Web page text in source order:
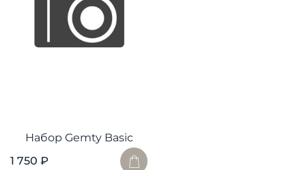
Набор Gemty Basic
1 750 ₽